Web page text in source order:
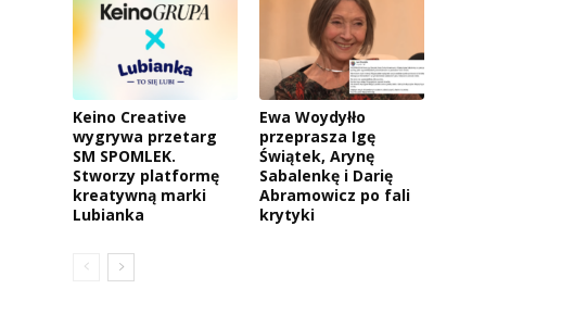
Keino Creative
wygrywa przetarg
SM SPOMLEK.
Stworzy platformę
kreatywną marki
Lubianka
Ewa Woydyłło
przeprasza Igę
Świątek, Arynę
Sabalenkę i Darię
Abramowicz po fali
krytyki